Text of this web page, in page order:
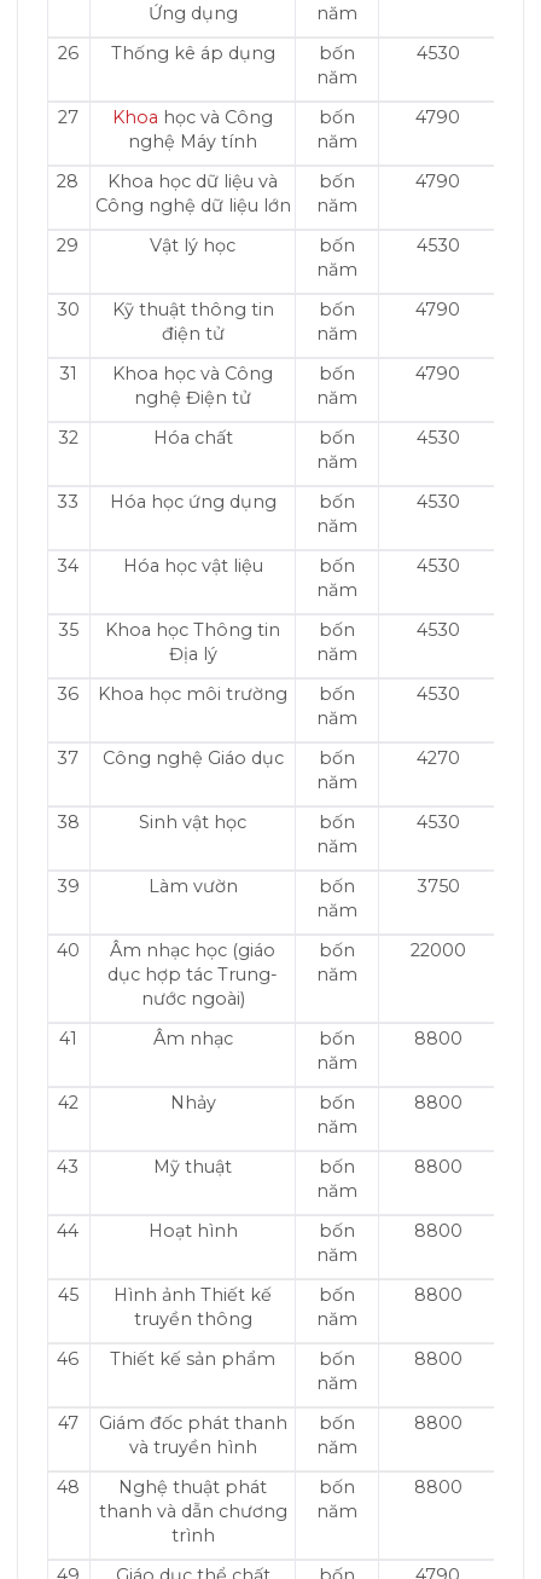
Ứng dụng
năm
26 Thống kê áp dụng
bốn
năm
4530
27 Khoa học và Công
nghệ Máy tính
bốn
năm
4790
28
Khoa học dữ liệu và
Công nghệ dữ liệu lớn
bốn
năm
4790
29 Vật lý học
bốn
năm
4530
30
Kỹ thuật thông tin
điện tử
bốn
năm
4790
31
Khoa học và Công
nghệ Điện tử
bốn
năm
4790
32 Hóa chất
bốn
năm
4530
33 Hóa học ứng dụng
bốn
năm
4530
34 Hóa học vật liệu
bốn
năm
4530
35
Khoa học Thông tin
Địa lý
bốn
năm
4530
36 Khoa học môi trường
bốn
năm
4530
37 Công nghệ Giáo dục
bốn
năm
4270
38 Sinh vật học
bốn
năm
4530
39 Làm vườn
bốn
năm
3750
40
Âm nhạc học (giáo
dục hợp tác Trung-
nước ngoài)
bốn
năm
22000
41 Âm nhạc
bốn
năm
8800
42 Nhảy
bốn
năm
8800
43 Mỹ thuật
bốn
năm
8800
44 Hoạt hình
bốn
năm
8800
45
Hình ảnh Thiết kế
truyền thông
bốn
năm
8800
46 Thiết kế sản phẩm
bốn
năm
8800
47
Giám đốc phát thanh
và truyền hình
bốn
năm
8800
48
Nghệ thuật phát
thanh và dẫn chương
trình
bốn
năm
8800